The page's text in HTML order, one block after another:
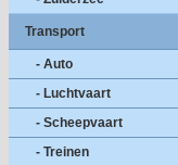
Transport
- Auto
- Luchtvaart
- Scheepvaart
- Treinen